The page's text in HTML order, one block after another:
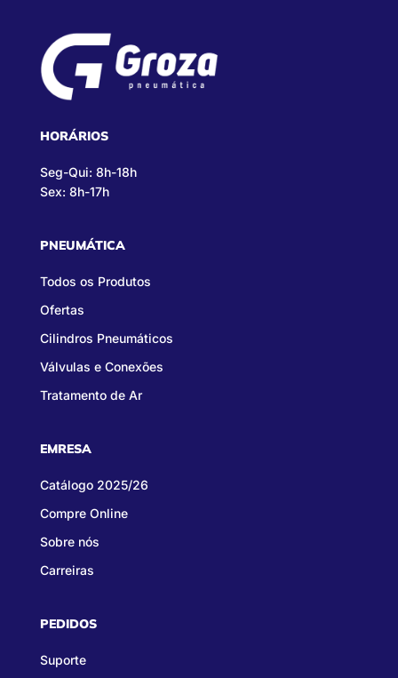
HORÁRIOS
Seg-Qui: 8h-18h
Sex: 8h-17h
PNEUMÁTICA
Todos os Produtos
Ofertas
Cilindros Pneumáticos
Válvulas e Conexões
Tratamento de Ar
EMRESA
Catálogo 2025/26
Compre Online
Sobre nós
Carreiras
PEDIDOS
Suporte